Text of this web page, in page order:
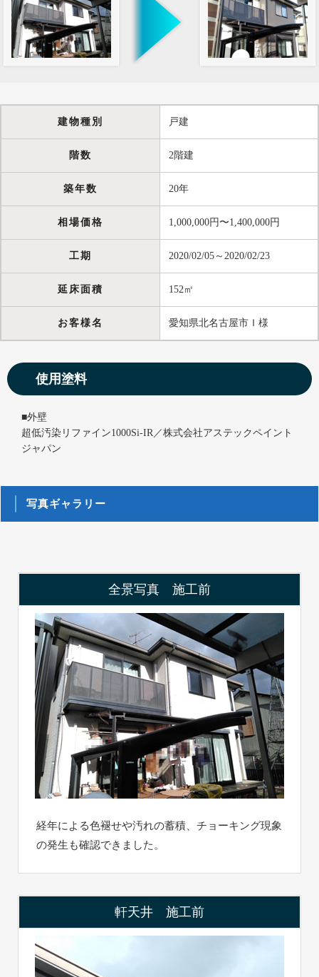
建物種別 戸建
階数 2階建
築年数 20年
相場価格 1,000,000円〜1,400,000円
工期 2020/02/05～2020/02/23
延床面積 152㎡
お客様名 愛知県北名古屋市Ｉ様
使用塗料
■外壁
超低汚染リファイン1000Si-IR／株式会社アステックペイント
ジャパン
写真ギャラリー
全景写真 施工前
経年による色褪せや汚れの蓄積、チョーキング現象
の発生も確認できました。
軒天井 施工前